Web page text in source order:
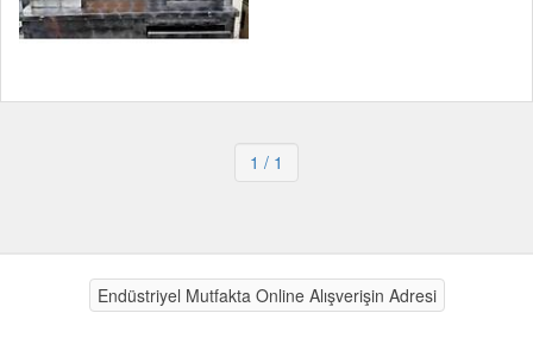
1 / 1
Endüstriyel Mutfakta Online Alışverişin Adresi